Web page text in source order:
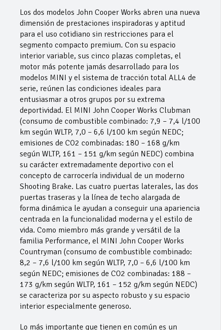
Los dos modelos John Cooper Works abren una nueva
dimensión de prestaciones inspiradoras y aptitud
para el uso cotidiano sin restricciones para el
segmento compacto premium. Con su espacio
interior variable, sus cinco plazas completas, el
motor más potente jamás desarrollado para los
modelos MINI y el sistema de tracción total ALL4 de
serie, reúnen las condiciones ideales para
entusiasmar a otros grupos por su extrema
deportividad. El MINI John Cooper Works Clubman
(consumo de combustible combinado: 7,9 – 7,4 l/100
km según WLTP, 7,0 – 6,6 l/100 km según NEDC;
emisiones de CO2 combinadas: 180 – 168 g/km
según WLTP, 161 – 151 g/km según NEDC) combina
su carácter extremadamente deportivo con el
concepto de carrocería individual de un moderno
Shooting Brake. Las cuatro puertas laterales, las dos
puertas traseras y la línea de techo alargada de
forma dinámica le ayudan a conseguir una apariencia
centrada en la funcionalidad moderna y el estilo de
vida. Como miembro más grande y versátil de la
familia Performance, el MINI John Cooper Works
Countryman (consumo de combustible combinado:
8,2 – 7,6 l/100 km según WLTP, 7,0 – 6,6 l/100 km
según NEDC; emisiones de CO2 combinadas: 188 –
173 g/km según WLTP, 161 – 152 g/km según NEDC)
se caracteriza por su aspecto robusto y su espacio
interior especialmente generoso.
Lo más importante que tienen en común es un